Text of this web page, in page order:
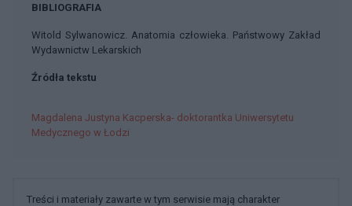
BIBLIOGRAFIA
Witold Sylwanowicz. Anatomia człowieka. Państwowy Zakład
Wydawnictw Lekarskich
Źródła tekstu
Magdalena Justyna Kacperska- doktorantka Uniwersytetu
Medycznego w Łodzi
Treści i materiały zawarte w tym serwisie mają charakter